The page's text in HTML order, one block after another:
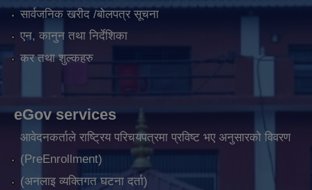
सार्वजनिक खरीद /बोलपत्र सूचना
एन, कानुन तथा निर्देशिका
कर तथा शुल्कहरु
eGov services
आवेदनकर्ताले राष्‍ट्रिय परिचयपत्रमा प्रविष्ट भए अनुसारको विवरण
(PreEnrollment)
(अनलाइ व्यक्तिगत घटना दर्ता)